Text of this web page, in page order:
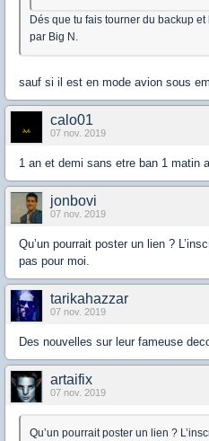
Dés que tu fais tourner du backup
par Big N.
sauf si il est en mode avion sous
calo01
07 nov. 2019
1 an et demi sans etre ban 1 matin
jonbovi
07 nov. 2019
Qu’un pourrait poster un lien ?
pas pour moi.
tarikahazzar
07 nov. 2019
Des nouvelles sur leur fameuse
artaifix
07 nov. 2019
Qu’un pourrait poster un lien ?